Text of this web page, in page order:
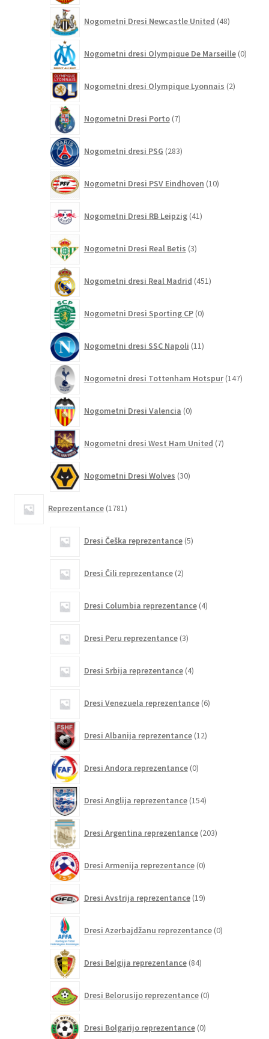
Nogometni Dresi Newcastle United 48izdelkov
Nogometni dresi Olympique De Marseille 0
Nogometni dresi Olympique Lyonnais 2izdelka
Nogometni Dresi Porto 7izdelkov
Nogometni dresi PSG 283izdelkov
Nogometni Dresi PSV Eindhoven 10izdelkov
Nogometni Dresi RB Leipzig 41izdelkov
Nogometni Dresi Real Betis 3izdelki
Nogometni dresi Real Madrid 451izdelkov
Nogometni Dresi Sporting CP 0izdelkov
Nogometni dresi SSC Napoli 11izdelkov
Nogometni dresi Tottenham Hotspur 147
Nogometni Dresi Valencia 0izdelkov
Nogometni dresi West Ham United 7izdelkov
Nogometni Dresi Wolves 30izdelkov
Reprezentance 1781izdelkov
Dresi Češka reprezentance 5izdelkov
Dresi Čili reprezentance 2izdelka
Dresi Columbia reprezentance 4izdelki
Dresi Peru reprezentance 3izdelki
Dresi Srbija reprezentance 4izdelki
Dresi Venezuela reprezentance 6izdelkov
Dresi Albanija reprezentance 12izdelkov
Dresi Andora reprezentance 0izdelkov
Dresi Anglija reprezentance 154izdelkov
Dresi Argentina reprezentance 203izdelki
Dresi Armenija reprezentance 0izdelkov
Dresi Avstrija reprezentance 19izdelkov
Dresi Azerbajdžanu reprezentance 0izdelkov
Dresi Belgija reprezentance 84izdelkov
Dresi Belorusijo reprezentance 0izdelkov
Dresi Bolgarijo reprezentance 0izdelkov